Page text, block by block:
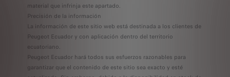
material que infrinja este apartado.
Precisión de la información
La información de este sitio web está destinada a los clientes de
Peugeot Ecuador y con aplicación dentro del territorio
ecuatoriano.
Peugeot Ecuador hará todos sus esfuerzos razonables para
garantizar que el contenido de este sitio sea exacto y esté